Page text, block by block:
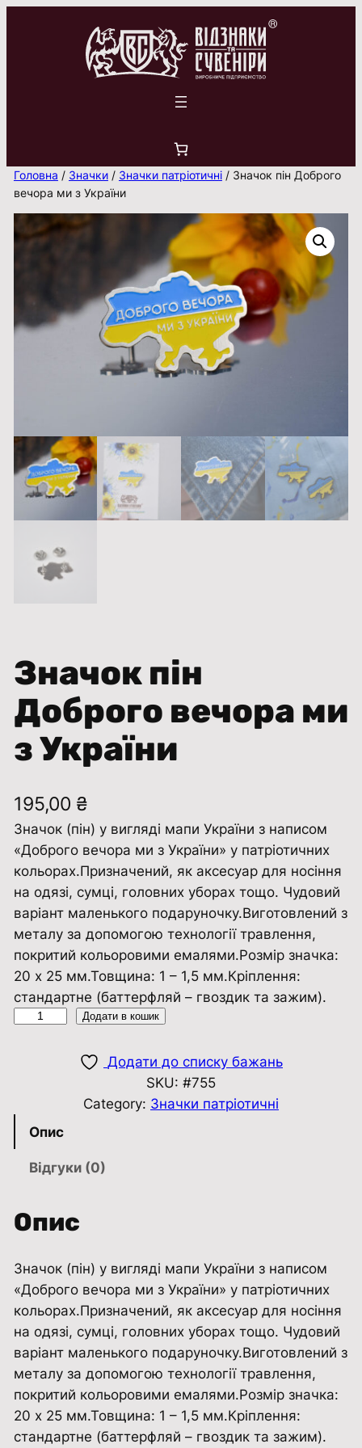
Головна / Значки/ Значки патріотичні/ Значок пін Доброго
вечора ми з України
Значок пін
Доброго вечора ми
з України
195,00 ₴
Значок (пін) у вигляді мапи України з написом
«Доброго вечора ми з України» у патріотичних
кольорах.Призначений, як аксесуар для носіння
на одязі, сумці, головних уборах тощо. Чудовий
варіант маленького подаруночку.Виготовлений з
металу за допомогою технології травлення,
покритий кольоровими емалями.Розмір значка:
20 х 25 мм.Товщина: 1 – 1,5 мм.Кріплення:
стандартне (баттерфляй – гвоздик та зажим).
о
р
о
г
о
в
е
ч
о
р
Додати в кошик
Додати до списку бажань
SKU: #755
Category: Значки патріотичні
Опис
Відгуки (0)
Опис
Значок (пін) у вигляді мапи України з написом
«Доброго вечора ми з України» у патріотичних
кольорах.Призначений, як аксесуар для носіння
на одязі, сумці, головних уборах тощо. Чудовий
варіант маленького подаруночку.Виготовлений з
металу за допомогою технології травлення,
покритий кольоровими емалями.Розмір значка:
20 х 25 мм.Товщина: 1 – 1,5 мм.Кріплення:
стандартне (баттерфляй – гвоздик та зажим).